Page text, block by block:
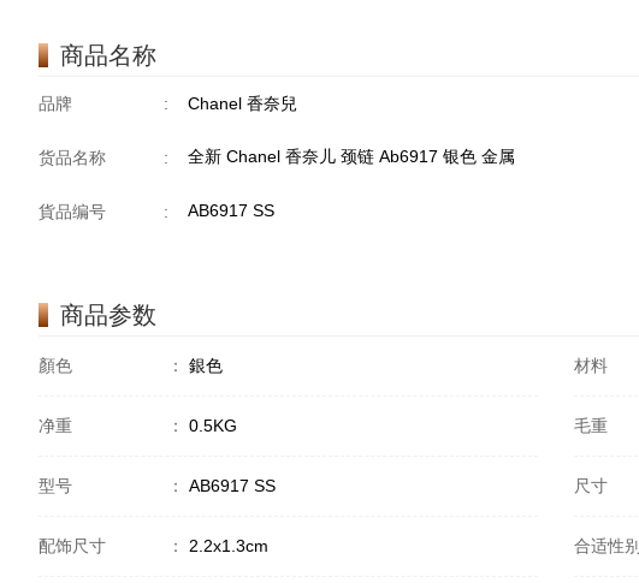
商品名称
品牌 : Chanel 香奈兒
货品名称 : 全新 Chanel 香奈儿 颈链 Ab6917 银色 金属
貨品编号 : AB6917 SS
商品参数
顏色 ： 銀色 材料
净重 ： 0.5KG 毛重
型号 ： AB6917 SS 尺寸
配饰尺寸 ： 2.2x1.3cm 合适性别